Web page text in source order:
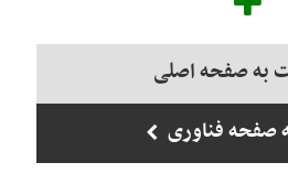
به صفحه اصلی
صفحه فناوری